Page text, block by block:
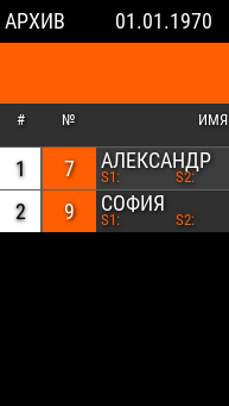
АРХИВ 01.01.1970
# № ИМЯ
1 7 АЛЕКСАНДР
S1: S2:
2
9 СОФИЯ
S1: S2: